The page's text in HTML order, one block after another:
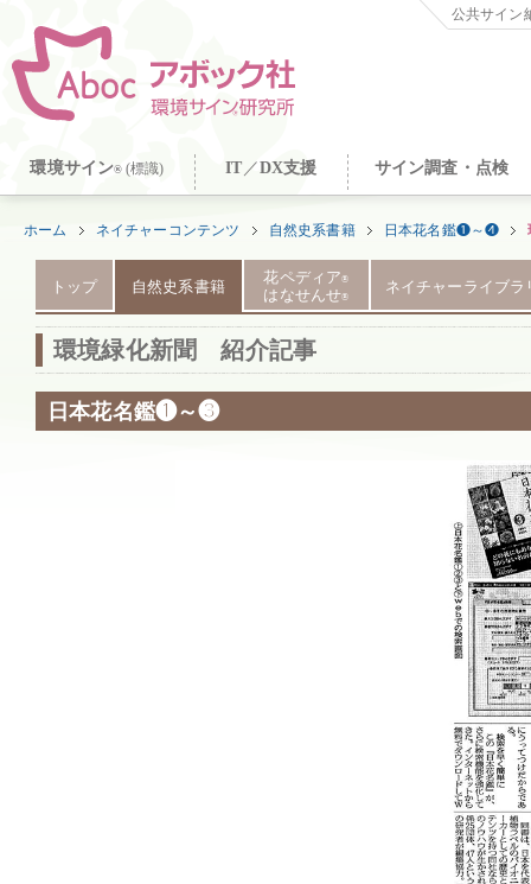
公共サイン
環境サイン® (標識) IT ／DX支援 サイン調査・点検
ホーム ネイチャーコンテンツ 自然史系書籍 日本花名鑑❶～❹
トップ 自然史系書籍
花ペディア®
はなせんせ®
ネイチャーライブラ
環境緑化新聞 紹介記事
日本花名鑑❶～❸